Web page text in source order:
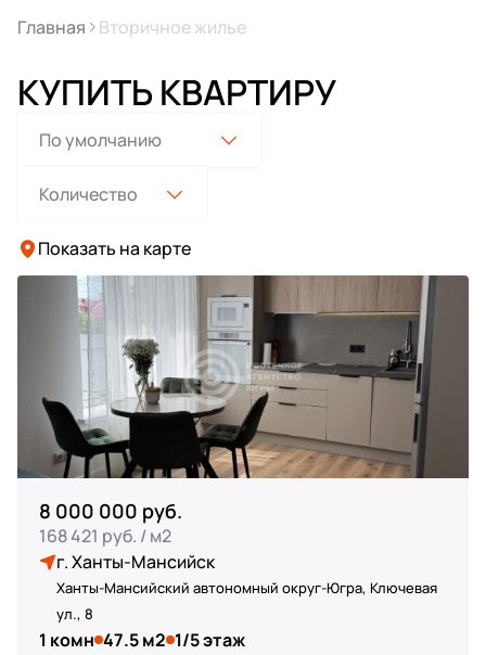
Главная Вторичное жилье
КУПИТЬ КВАРТИРУ
Показать на карте
8 000 000 руб.
168 421 руб. / м2
г. Ханты-Мансийск
Ханты-Мансийский автономный округ-Югра, Ключевая
ул., 8
1 комн 47.5 м2 1/5 этаж